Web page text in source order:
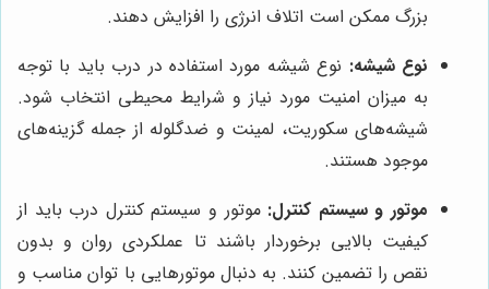
بزرگ ممکن است اتلاف انرژی را افزایش دهند.
نوع شیشه: نوع شیشه مورد استفاده در درب باید با توجه
به میزان امنیت مورد نیاز و شرایط محیطی انتخاب شود.
شیشه‌های سکوریت، لمینت و ضدگلوله از جمله گزینه‌های
موجود هستند.
موتور و سیستم کنترل: موتور و سیستم کنترل درب باید از
کیفیت بالایی برخوردار باشند تا عملکردی روان و بدون
نقص را تضمین کنند. به دنبال موتورهایی با توان مناسب و